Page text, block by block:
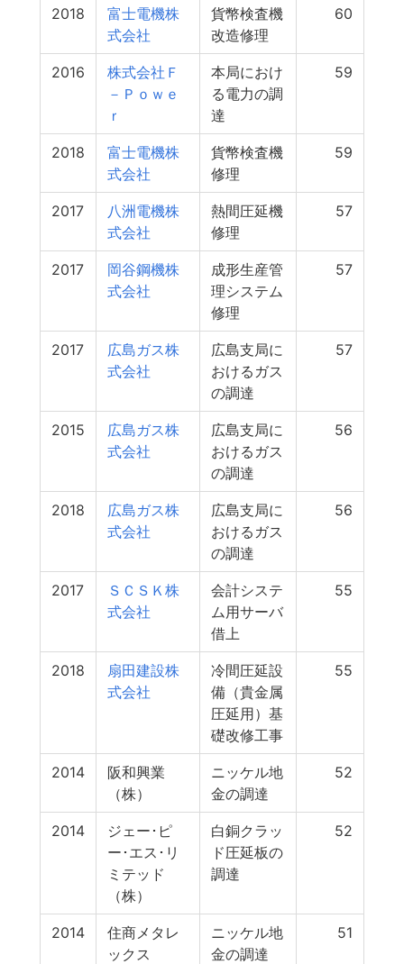
2018
富士電機株
式会社
貨幣検査機
改造修理
60
2016
株式会社Ｆ
－Ｐｏｗｅ
ｒ
本局におけ
る電力の調
達
59
2018
富士電機株
式会社
貨幣検査機
修理
59
2017
八洲電機株
式会社
熱間圧延機
修理
57
2017
岡谷鋼機株
式会社
成形生産管
理システム
修理
57
2017
広島ガス株
式会社
広島支局に
おけるガス
の調達
57
2015
広島ガス株
式会社
広島支局に
おけるガス
の調達
56
2018
広島ガス株
式会社
広島支局に
おけるガス
の調達
56
2017
ＳＣＳＫ株
式会社
会計システ
ム用サーバ
借上
55
2018
扇田建設株
式会社
冷間圧延設
備（貴金属
圧延用）基
礎改修工事
55
2014
阪和興業
（株）
ニッケル地
金の調達
52
2014
ジェー･ピ
ー･エス･リ
ミテッド
（株）
白銅クラッ
ド圧延板の
調達
52
2014
住商メタレ
ックス
ニッケル地
金の調達
51